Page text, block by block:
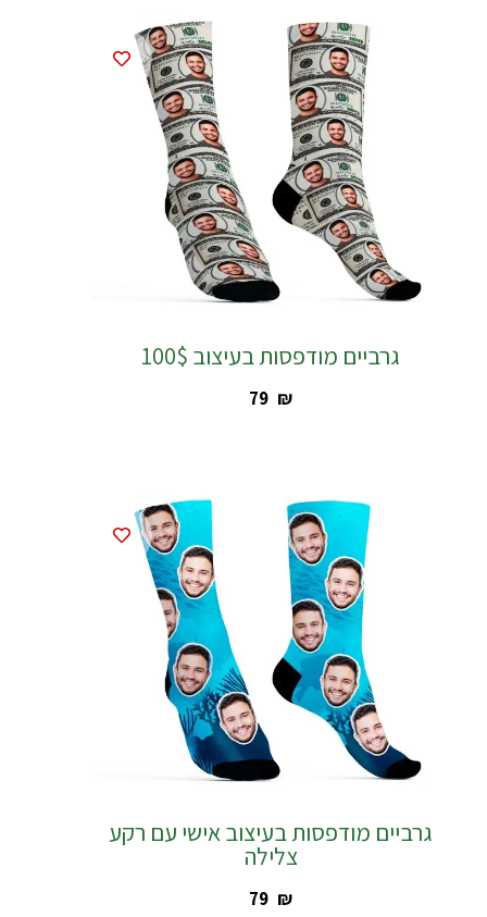
גרביים מודפסות בעיצוב 100$
‎79 ₪
גרביים מודפסות בעיצוב אישי עם רקע
צלילה
‎79 ₪